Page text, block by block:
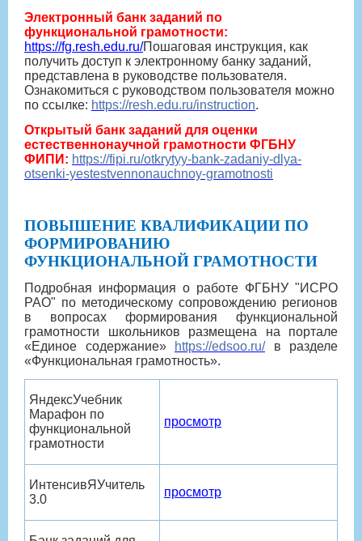
Электронный банк заданий по
функциональной грамотности:
https://fg.resh.edu.ru/Пошаговая инструкция, как
получить доступ к электронному банку заданий,
представлена в руководстве пользователя.
Ознакомиться с руководством пользователя можно
по ссылке: https://resh.edu.ru/instruction.
Открытый банк заданий для оценки
естественнонаучной грамотности ФГБНУ
ФИПИ: https://fipi.ru/otkrytyy-bank-zadaniy-dlya-
otsenki-yestestvennonauchnoy-gramotnosti
ПОВЫШЕНИЕ КВАЛИФИКАЦИИ ПО
ФОРМИРОВАНИЮ
ФУНКЦИОНАЛЬНОЙ ГРАМОТНОСТИ
Подробная информация о работе ФГБНУ "ИСРО
РАО" по методическому сопровождению регионов
в вопросах формирования функциональной
грамотности школьников размещена на портале
«Единое содержание»
https://edsoo.ru/в разделе
«Функциональная грамотность».
​​ЯндексУчебник
Марафон по
функциональной
грамотности
просмотр
​ИнтенсивЯУчитель
3.0
просмотр